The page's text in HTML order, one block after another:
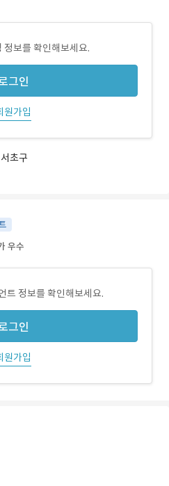
정보를 확인해보세요.
그인
원가입
초구
우수
트 정보를 확인해보세요.
그인
원가입